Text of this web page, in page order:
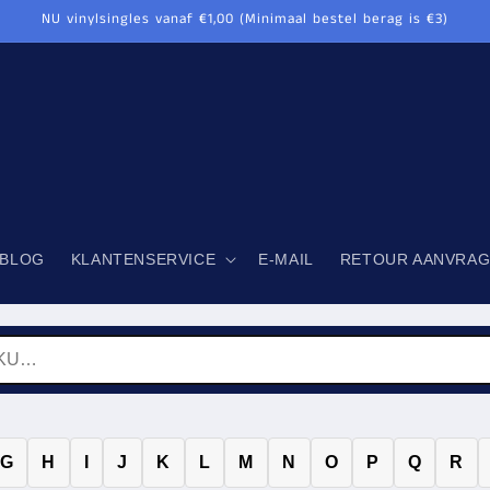
NU vinylsingles vanaf €1,00 (Minimaal bestel berag is €3)
BLOG KLANTENSERVICE E-MAIL RETOUR
G H J K L M N O P Q R